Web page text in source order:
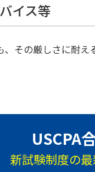
イス等
その厳しさに耐
USCPA
新試験制度の